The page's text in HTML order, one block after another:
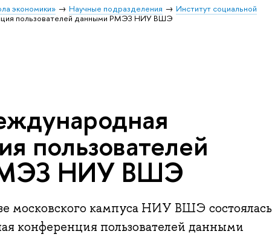
экономики» Научные подразделения
Институт социальной
пользователей данными РМЭЗ НИУ ВШЭ
пользователей
НИУ ВШЭ
московского кампуса НИУ ВШЭ состоялась
конференция пользователей данными